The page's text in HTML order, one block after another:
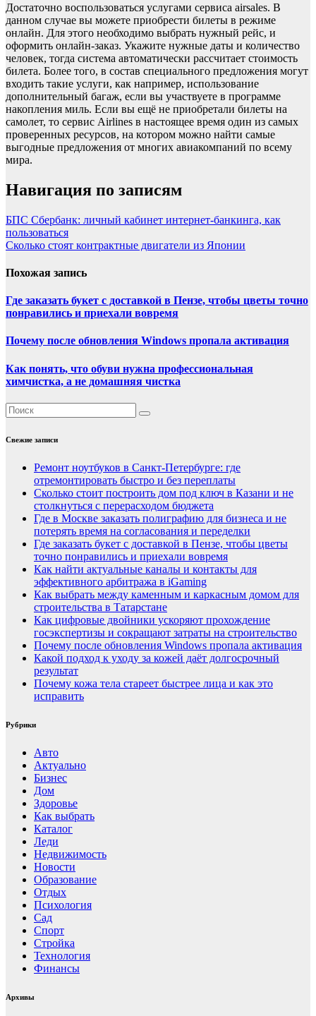
Достаточно воспользоваться услугами сервиса airsales. В
данном случае вы можете приобрести билеты в режиме
онлайн. Для этого необходимо выбрать нужный рейс, и
оформить онлайн-заказ. Укажите нужные даты и количество
человек, тогда система автоматически рассчитает стоимость
билета. Более того, в состав специального предложения могут
входить такие услуги, как например, использование
дополнительный багаж, если вы участвуете в программе
накопления миль. Если вы ещё не приобретали билеты на
самолет, то сервис Airlines в настоящее время один из самых
проверенных ресурсов, на котором можно найти самые
выгодные предложения от многих авиакомпаний по всему
мира.
Навигация по записям
БПС Сбербанк: личный кабинет интернет-банкинга, как
пользоваться
Сколько стоят контрактные двигатели из Японии
Похожая запись
Где заказать букет с доставкой в Пензе, чтобы цветы точно
понравились и приехали вовремя
Почему после обновления Windows пропала активация
Как понять, что обуви нужна профессиональная
химчистка, а не домашняя чистка
Свежие записи
Ремонт ноутбуков в Санкт-Петербурге: где
отремонтировать быстро и без переплаты
Сколько стоит построить дом под ключ в Казани и не
столкнуться с перерасходом бюджета
Где в Москве заказать полиграфию для бизнеса и не
потерять время на согласования и переделки
Где заказать букет с доставкой в Пензе, чтобы цветы
точно понравились и приехали вовремя
Как найти актуальные каналы и контакты для
эффективного арбитража в iGaming
Как выбрать между каменным и каркасным домом для
строительства в Татарстане
Как цифровые двойники ускоряют прохождение
госэкспертизы и сокращают затраты на строительство
Почему после обновления Windows пропала активация
Какой подход к уходу за кожей даёт долгосрочный
результат
Почему кожа тела стареет быстрее лица и как это
исправить
Рубрики
Авто
Актуально
Бизнес
Дом
Здоровье
Как выбрать
Каталог
Леди
Недвижимость
Новости
Образование
Отдых
Психология
Сад
Спорт
Стройка
Технология
Финансы
Архивы